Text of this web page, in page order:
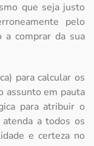
que seja justo
pelo
comprar da sua
para calcular os
assunto em pauta
para atribuir o
a todos os
e certeza no